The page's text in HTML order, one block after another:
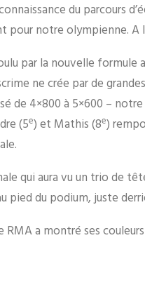
du parcours
notre olympienne. A
par la nouvelle
ne crée par de
de 4×800 à 5×600 –
(5e) et Mathis (8e)
qui aura vu un trio de
pied du podium, juste
a montré ses